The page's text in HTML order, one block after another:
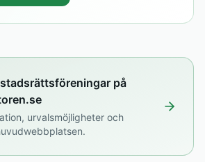
på
urvalsmöjligheter och